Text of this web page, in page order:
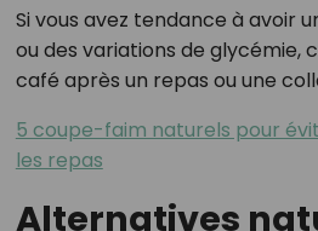
Si vous avez tendance à avoir
ou des variations de glycémie,
café après un repas ou une
5 coupe-faim naturels pour
les repas
Alternatives